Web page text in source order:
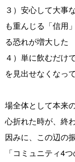
３）安心して大事
も重んじる「信用
る恐れが増大した
４）単に飲むだけ
を見出せなくなっ
場全体として本来
心折れた時が、終
因みに、この辺の
「コミュニティ4